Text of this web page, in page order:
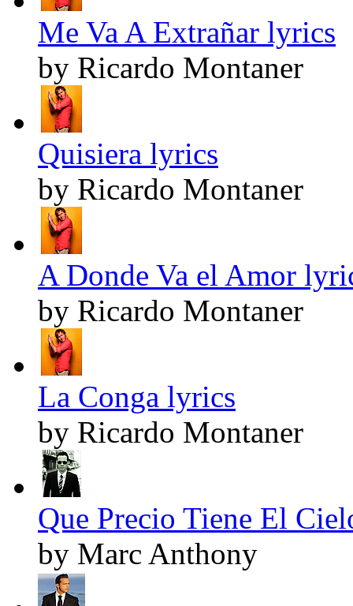
Me Va A Extrañar lyrics
by Ricardo Montaner
Quisiera lyrics
by Ricardo Montaner
A Donde Va el Amor
by Ricardo Montaner
La Conga lyrics
by Ricardo Montaner
Que Precio Tiene El
by Marc Anthony